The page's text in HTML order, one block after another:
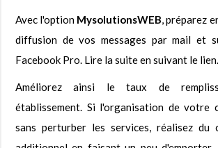
Avec l'option MysolutionsWEB, préparez
diffusion de vos messages par mail et
Facebook Pro. Lire la suite en suivant le
Améliorez ainsi le taux de
établissement. Si l'organisation de votre
sans perturber les services, réalisez du